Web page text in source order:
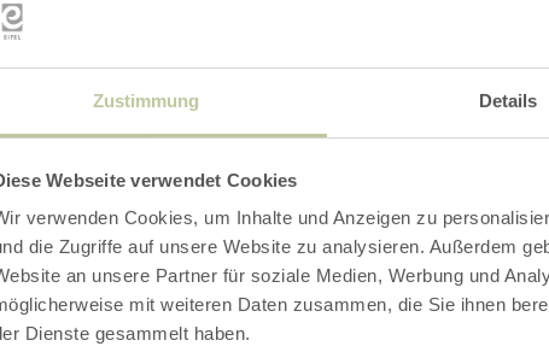
Zustimmung Details
Webseite verwendet Cookies
verwenden Cookies, um Inhalte und Anzeigen zu
die Zugriffe auf unsere Website zu analysieren. Außerdem
an unsere Partner für soziale Medien, Werbung und
mit weiteren Daten zusammen, die Sie ihnen
Dienste gesammelt haben.
selige Zufriedenheit!